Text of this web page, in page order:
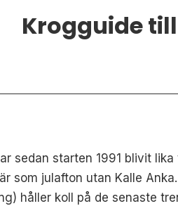
Krogguide
sedan starten 1991 blivit
som julafton utan Kalle
håller koll på de senaste